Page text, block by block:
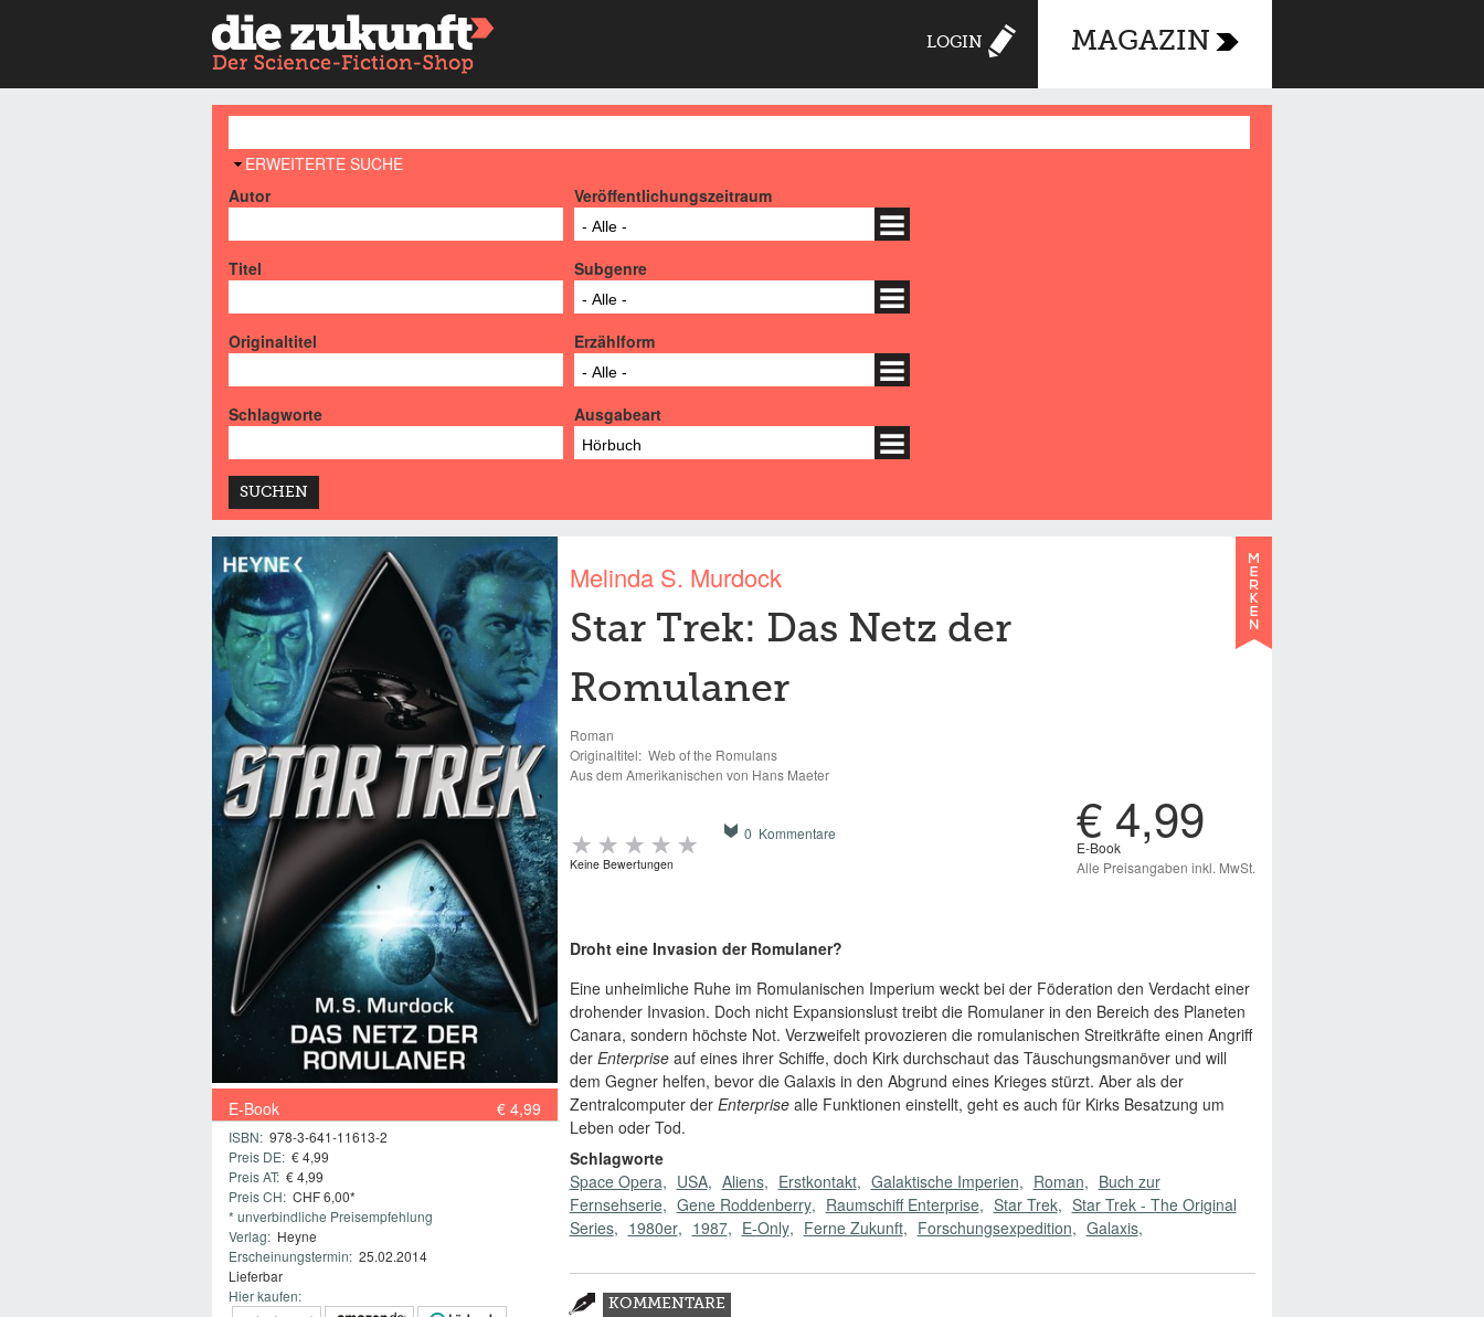
LOGIN MAGAZIN
AUSBLENDEN
ERWEITERTE SUCHE
Autor
Veröffentlichungszeitraum
- Alle -
Titel Subgenre
- Alle -
Originaltitel Erzählform
- Alle -
Schlagworte Ausgabeart
Hörbuch
E-Book € 4,99
ISBN: 978-3-641-11613-2
Preis DE: € 4,99
Preis AT: € 4,99
Preis CH: CHF 6,00*
* unverbindliche Preisempfehlung
Verlag: Heyne
Erscheinungstermin: 25.02.2014
Lieferbar
Hier kaufen:
Melinda S. Murdock
Star Trek: Das Netz der
Romulaner
Roman
Originaltitel: Web of the Romulans
Aus dem Amerikanischen von Hans Maeter
Keine Bewertungen
0 Kommentare € 4,99
E-Book
Alle Preisangaben inkl. MwSt.
Droht eine Invasion der Romulaner?
Eine unheimliche Ruhe im Romulanischen Imperium weckt bei der Föderation den Verdacht einer
drohender Invasion. Doch nicht Expansionslust treibt die Romulaner in den Bereich des Planeten
Canara, sondern höchste Not. Verzweifelt provozieren die romulanischen Streitkräfte einen Angriff
der Enterpriseauf eines ihrer Schiffe, doch Kirk durchschaut das Täuschungsmanöver und will
dem Gegner helfen, bevor die Galaxis in den Abgrund eines Krieges stürzt. Aber als der
Zentralcomputer der Enterprisealle Funktionen einstellt, geht es auch für Kirks Besatzung um
Leben oder Tod.
Schlagworte
Space Opera
USA Aliens Erstkontakt Galaktische Imperien Roman
Buch zur
Fernsehserie
Gene Roddenberry Raumschiff Enterprise Star Trek
Star Trek - The Original
Series
1980er 1987 E-Only Ferne Zukunft Forschungsexpedition Galaxis
Zusatzmaterial
KOMMENTARE